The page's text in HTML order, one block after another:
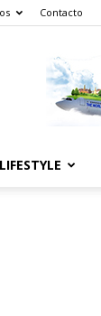
Contacto
LIFESTYLE